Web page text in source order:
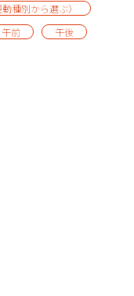
種別から選ぶ）
午前
午後